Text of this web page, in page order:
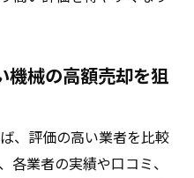
機械の高額売却を狙
、評価の高い業者を比較
各業者の実績や口コミ、